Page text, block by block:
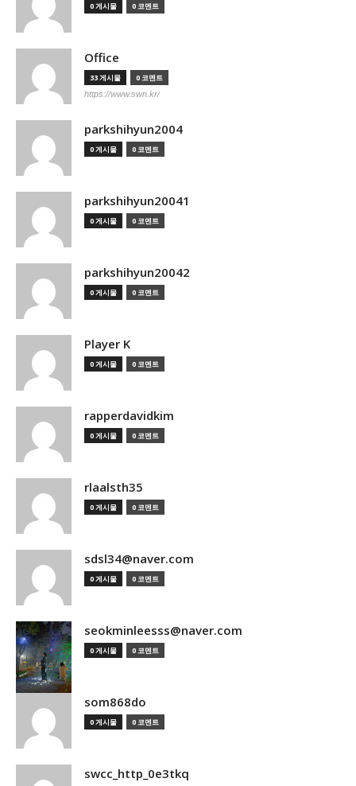
0 게시물 0 코멘트
Office
33 게시물 0 코멘트
https://www.swn.kr/
parkshihyun2004
0 게시물 0 코멘트
parkshihyun20041
0 게시물 0 코멘트
parkshihyun20042
0 게시물 0 코멘트
Player K
0 게시물 0 코멘트
rapperdavidkim
0 게시물 0 코멘트
rlaalsth35
0 게시물 0 코멘트
sdsl34@naver.com
0 게시물 0 코멘트
seokminleesss@naver.com
0 게시물 0 코멘트
som868do
0 게시물 0 코멘트
swcc_http_0e3tkq